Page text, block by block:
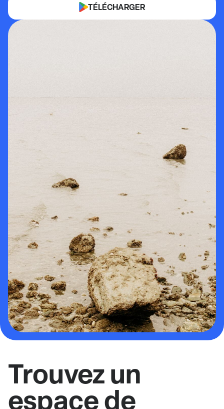
TÉLÉCHARGER
Trouvez un
espace de